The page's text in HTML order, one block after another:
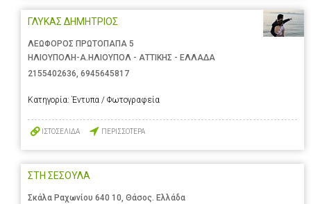
ΓΛΥΚΑΣ ΔΗΜΗΤΡΙΟΣ
ΛΕΩΦΟΡΟΣ ΠΡΩΤΟΠΑΠΑ 5
ΗΛΙΟΥΠΟΛΗ-Α.ΗΛΙΟΥΠΟΛ - ΑΤΤΙΚΗΣ - ΕΛΛΑΔΑ
2155402636, 6945645817
Κατηγορία: Έντυπα / Φωτογραφεία
ΙΣΤΟΣΕΛΙΔΑ ΠΕΡΙΣΣΟΤΕΡΑ
ΣΤΗ ΣΕΣΟΥΛΑ
Σκάλα Ραχωνίου 640 10, Θάσος. Ελλάδα